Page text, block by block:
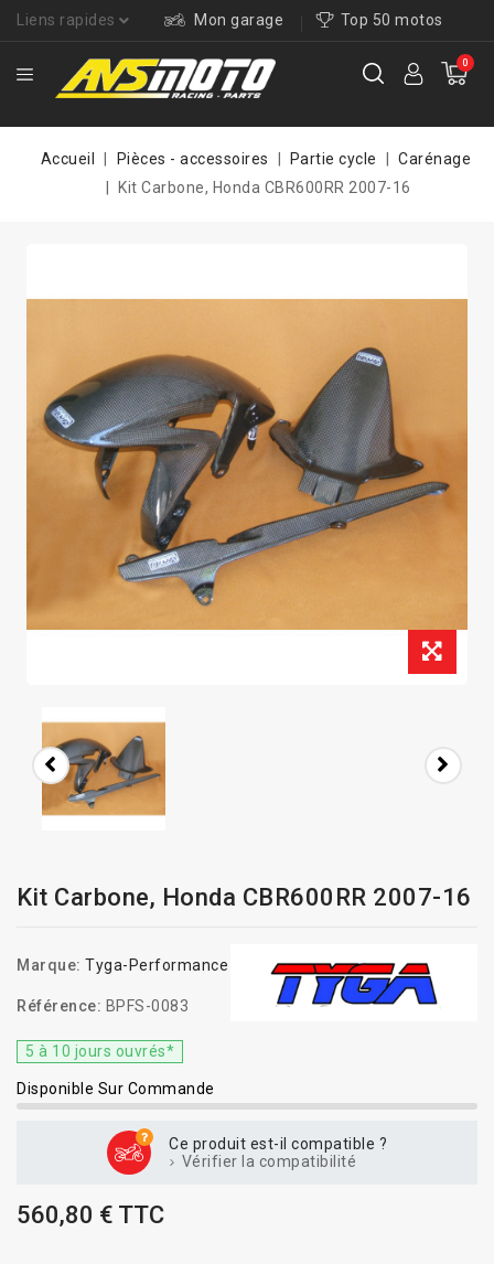
Liens rapides Mon garage Top 50 motos
0
Accueil Pièces - accessoires Partie cycle
Carénage
Kit Carbone, Honda CBR600RR 2007-16
Kit Carbone, Honda CBR600RR 2007-16
Marque: Tyga-Performance
Référence: BPFS-0083
5 à 10 jours ouvrés*
Disponible Sur Commande
Ce produit est-il compatible ?
Vérifier la compatibilité
560,80 € TTC